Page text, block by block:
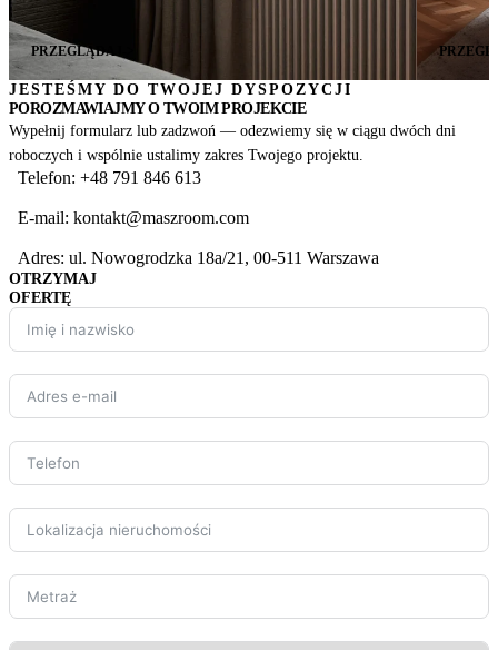
PRZEGLĄDAJ
JESTEŚMY DO TWOJEJ DYSPOZYCJI
POROZMAWIAJMY O TWOIM PROJEKCIE
Wypełnij formularz lub zadzwoń — odezwiemy się w ciągu dwóch dni
roboczych i wspólnie ustalimy zakres Twojego projektu.
Telefon: +48 791 846 613
E-mail: kontakt@maszroom.com
Adres: ul. Nowogrodzka 18a/21, 00-511 Warszawa
OTRZYMAJ
OFERTĘ